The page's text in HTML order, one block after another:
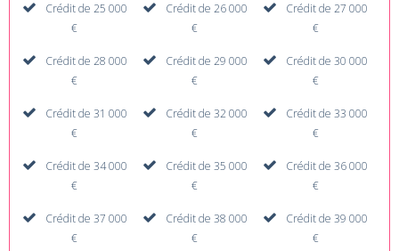
Crédit de 25 000
€
Crédit de 26 000
€
Crédit de 27 000
€
Crédit de 28 000
€
Crédit de 29 000
€
Crédit de 30 000
€
Crédit de 31 000
€
Crédit de 32 000
€
Crédit de 33 000
€
Crédit de 34 000
€
Crédit de 35 000
€
Crédit de 36 000
€
Crédit de 37 000
€
Crédit de 38 000
€
Crédit de 39 000
€